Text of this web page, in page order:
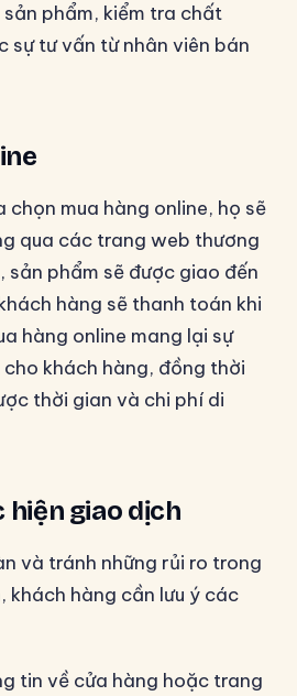
phẩm, kiểm tra chất
sự tư vấn từ nhân viên bán
chọn mua hàng online, họ sẽ
qua các trang web thương
sản phẩm sẽ được giao đến
hàng sẽ thanh toán khi
hàng online mang lại sự
khách hàng, đồng thời
thời gian và chi phí di
hiện giao dịch
và tránh những rủi ro trong
khách hàng cần lưu ý các
tin về cửa hàng hoặc trang